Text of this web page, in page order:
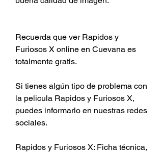
Recuerda que ver Rapidos y
Furiosos X online en Cuevana es
totalmente gratis.
Si tienes algún tipo de problema con
la pelicula Rapidos y Furiosos X,
puedes informarlo en nuestras redes
sociales.
Rapidos y Furiosos X: Ficha técnica,